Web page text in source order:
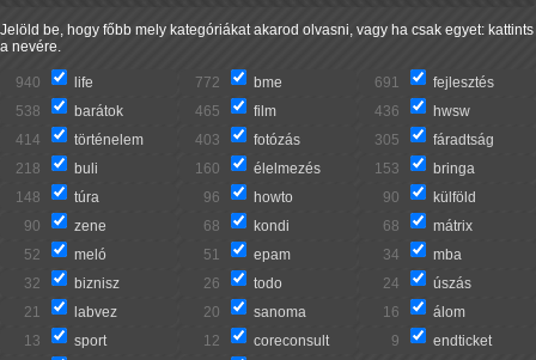
Jelöld be, hogy főbb mely kategóriákat akarod olvasni, vagy ha csak egyet: kattints
a nevére.
940 life 772 bme 691
fejlesztés
538
barátok 465 film 436
hwsw
414
történelem 403 fotózás 305
fáradtság
218
buli 160 élelmezés 153
bringa
148
túra 96 howto 90
külföld
90
zene 68 kondi 68
mátrix
52
meló 51 epam 34
mba
32
biznisz 26 todo 24
úszás
21
labvez 20 sanoma 16
álom
13
sport 12 coreconsult 9
endticket